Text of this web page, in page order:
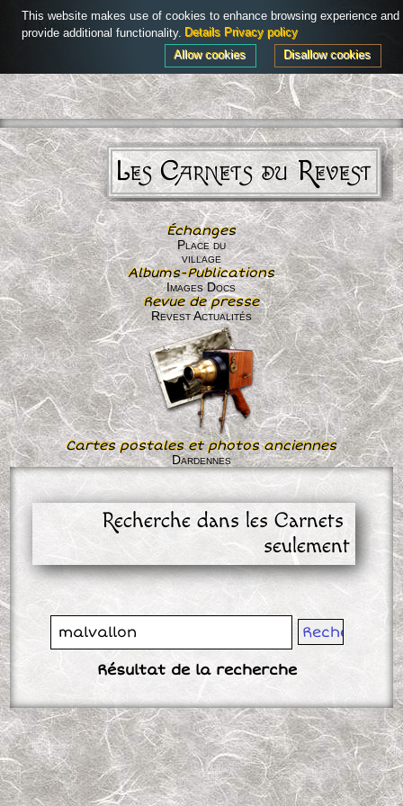
Menu
Les Carnets du Revest
Connexion
Place du
village
Échanges
Images Docs
Albums-Publications
Revest Actualités
Revue de presse
Dardennes
Cartes postales et photos anciennes
Recherche dans les Carnets
seulement
Résultat de la recherche
This website makes use of cookies to enhance browsing experience and
provide additional functionality. Details Privacy policy
Disallow cookies
Allow cookies